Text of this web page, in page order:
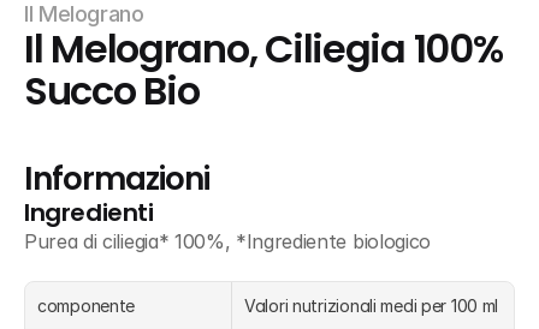
Il Melograno
Il Melograno, Ciliegia 100%
Succo Bio
Informazioni
Ingredienti
Purea di ciliegia* 100%, *Ingrediente biologico
componente Valori nutrizionali medi per 100 ml